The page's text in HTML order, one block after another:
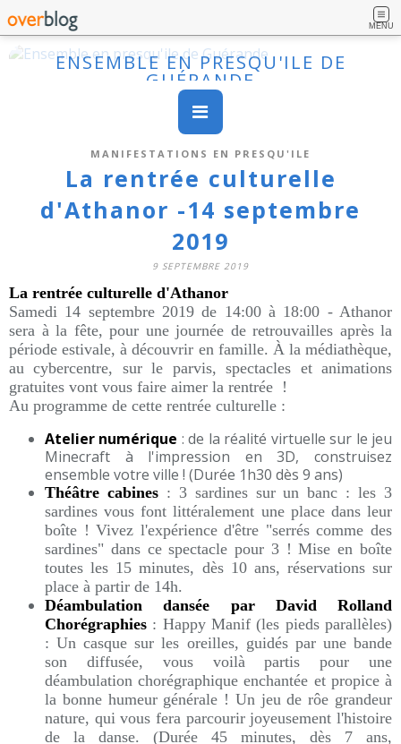
MENU
ENSEMBLE EN PRESQU'ILE DE
GUÉRANDE
MANIFESTATIONS EN PRESQU'ILE
La rentrée culturelle
d'Athanor -14 septembre
2019
9 SEPTEMBRE 2019
La rentrée culturelle d'Athanor
Samedi 14 septembre 2019 de 14:00 à 18:00 - Athanor
sera à la fête, pour une journée de retrouvailles après la
période estivale, à découvrir en famille. À la médiathèque,
au cybercentre, sur le parvis, spectacles et animations
gratuites vont vous faire aimer la rentrée !
Au programme de cette rentrée culturelle :
Atelier numérique : de la réalité virtuelle sur le jeu
Minecraft à l'impression en 3D, construisez
ensemble votre ville ! (Durée 1h30 dès 9 ans)
Théâtre cabines: 3 sardines sur un banc : les 3
sardines vous font littéralement une place dans leur
boîte ! Vivez l'expérience d'être "serrés comme des
sardines" dans ce spectacle pour 3 ! Mise en boîte
toutes les 15 minutes, dès 10 ans, réservations sur
place à partir de 14h.
Déambulation dansée par David Rolland
Chorégraphies : Happy Manif (les pieds parallèles)
: Un casque sur les oreilles, guidés par une bande
son diffusée, vous voilà partis pour une
déambulation chorégraphique enchantée et propice à
la bonne humeur générale ! Un jeu de rôe grandeur
nature, qui vous fera parcourir joyeusement l'histoire
de la danse. (Durée 45 minutes, dès 7 ans,